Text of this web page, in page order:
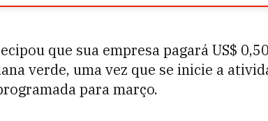
que sua empresa pagará US$
verde, uma vez que se inicie a
para março.